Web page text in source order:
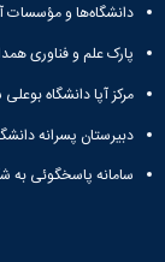
پژوهشی
طرح
های
پژوهشی
1398
نشریات
فصلنامه
دانشگاه‌ها و مؤسسات
پارک علم و فناوری
مرکز آپا دانشگاه بوعلی
دبیرستان پسرانه
سامانه پاسخگوئی به